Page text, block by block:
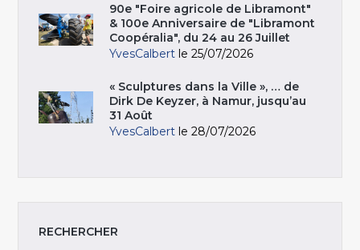
90e "Foire agricole de Libramont"
& 100e Anniversaire de "Libramont
Coopéralia", du 24 au 26 Juillet
YvesCalbert le 25/07/2026
« Sculptures dans la Ville », … de
Dirk De Keyzer, à Namur, jusqu’au
31 Août
YvesCalbert le 28/07/2026
RECHERCHER